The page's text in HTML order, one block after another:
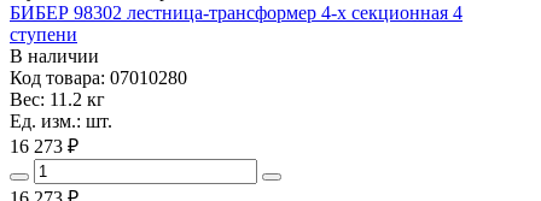
БИБЕР 98302 лестница-трансформер 4-х секционная 4
ступени
В наличии
Код товара: 07010280
Вес: 11.2 кг
Ед. изм.: шт.
16 273 ₽